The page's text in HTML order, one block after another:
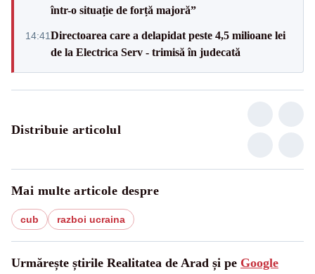
într-o situație de forță majoră”
14:41Directoarea care a delapidat peste 4,5 milioane lei
de la Electrica Serv - trimisă în judecată
Distribuie articolul
Mai multe articole despre
cub razboi ucraina
Urmărește știrile Realitatea de Arad și pe Google